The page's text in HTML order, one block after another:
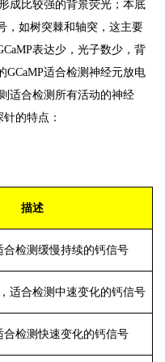
成比较强的背景荧光；本底
，如树突棘和轴突，这主要
表达少，光子数少，背
适合检测神经元放电
适合检测所有活动的神经
的特点：
描述
合检测缓慢持续的钙信号
适合检测中速变化的钙信号
合检测快速变化的钙信号